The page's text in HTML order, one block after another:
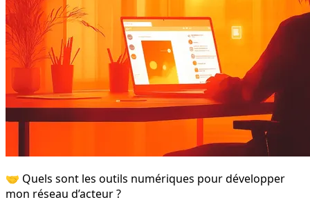
🤝 Quels sont les outils numériques pour développer
mon réseau d’acteur ?